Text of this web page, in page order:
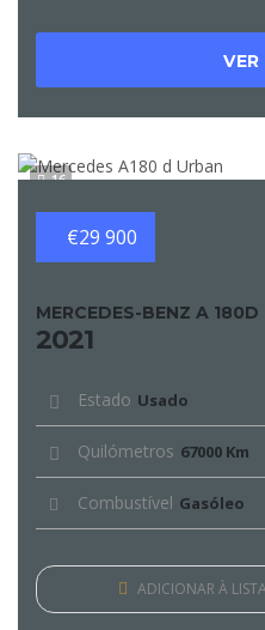
VER
16
€29 900
MERCEDES-BENZ A 180D
2021
Estado Usado
Quilómetros 67000 Km
Combustível Gasóleo
ADICIONAR À